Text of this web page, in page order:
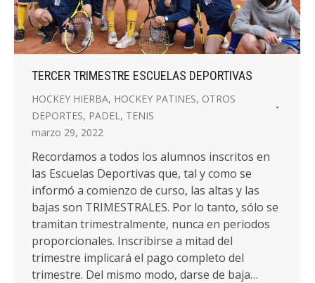
TERCER TRIMESTRE ESCUELAS DEPORTIVAS
HOCKEY HIERBA, HOCKEY PATINES, OTROS
DEPORTES, PADEL , TENIS
marzo 29, 2022
Recordamos a todos los alumnos inscritos en
las Escuelas Deportivas que, tal y como se
informó a comienzo de curso, las altas y las
bajas son TRIMESTRALES. Por lo tanto, sólo se
tramitan trimestralmente, nunca en periodos
proporcionales. Inscribirse a mitad del
trimestre implicará el pago completo del
trimestre. Del mismo modo, darse de baja…